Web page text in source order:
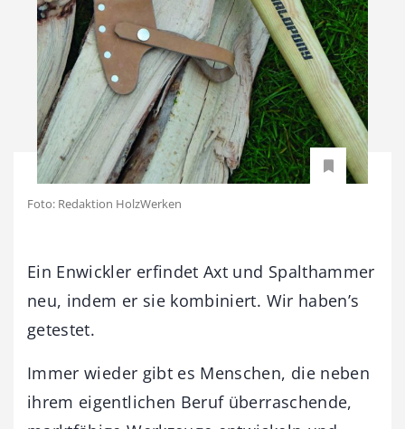
Foto: Redaktion HolzWerken
Ein Enwickler erfindet Axt und Spalthammer
neu, indem er sie kombiniert. Wir haben’s
getestet.
Immer wieder gibt es Menschen, die neben
ihrem eigentlichen Beruf überraschende,